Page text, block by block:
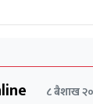
८ बैशाख